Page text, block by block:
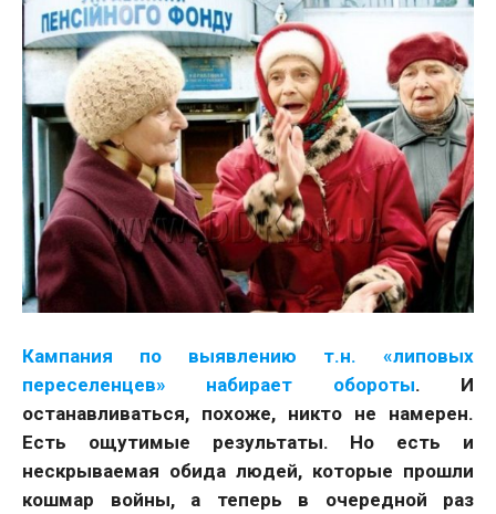
Кампания по выявлению т.н. «липовых
переселенцев» набирает обороты. И
останавливаться, похоже, никто не намерен.
Есть ощутимые результаты. Но есть и
нескрываемая обида людей, которые прошли
кошмар войны, а теперь в очередной раз